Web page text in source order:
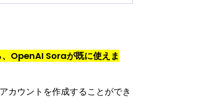
OpenAI Soraが既に使えま
カウントを作成することができ